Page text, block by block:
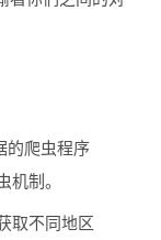
的爬虫程序
机制。
取不同地区